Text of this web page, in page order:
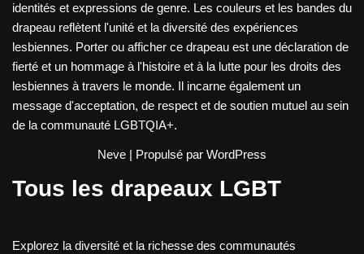
identités et expressions de genre. Les couleurs et les bandes du
drapeau reflètent l'unité et la diversité des expériences
lesbiennes. Porter ou afficher ce drapeau est une déclaration de
fierté et un hommage à l'histoire et à la lutte pour les droits des
lesbiennes à travers le monde. Il incarne également un
message d'acceptation, de respect et de soutien mutuel au sein
de la communauté LGBTQIA+.
Neve | Propulsé par WordPress
Tous les drapeaux LGBT
Explorez la diversité et la richesse des communautés